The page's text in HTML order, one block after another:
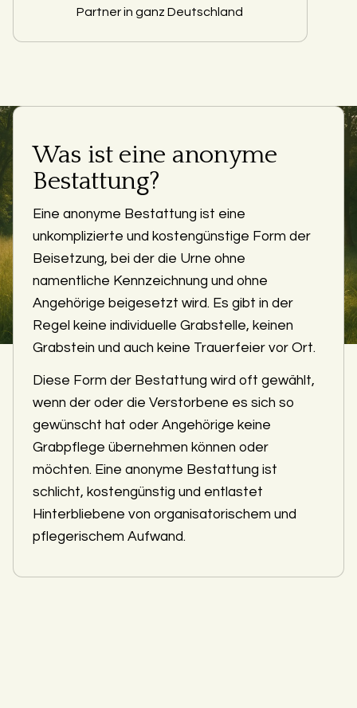
Partner in ganz Deutschland
Was ist eine anonyme
Bestattung?
Eine anonyme Bestattung ist eine
unkomplizierte und kostengünstige Form der
Beisetzung, bei der die Urne ohne
namentliche Kennzeichnung und ohne
Angehörige beigesetzt wird. Es gibt in der
Regel keine individuelle Grabstelle, keinen
Grabstein und auch keine Trauerfeier vor Ort.
Diese Form der Bestattung wird oft gewählt,
wenn der oder die Verstorbene es sich so
gewünscht hat oder Angehörige keine
Grabpflege übernehmen können oder
möchten. Eine anonyme Bestattung ist
schlicht, kostengünstig und entlastet
Hinterbliebene von organisatorischem und
pflegerischem Aufwand.